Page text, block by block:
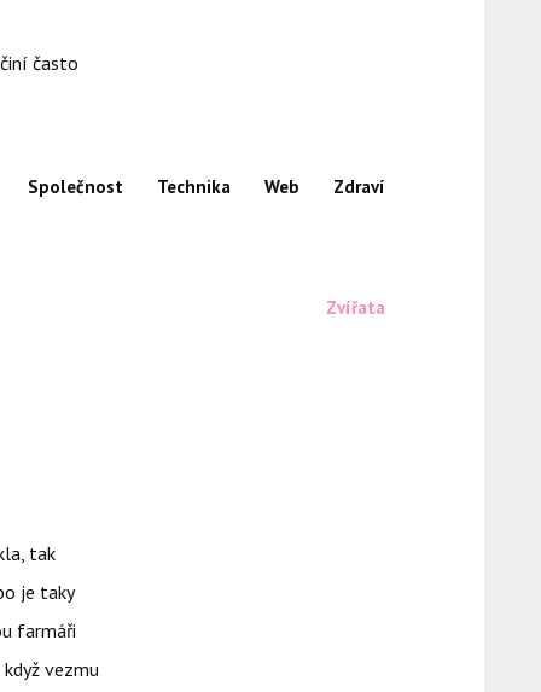
často
Společnost Technika Web Zdraví
Zvířata
tak
je taky
farmáři
vezmu